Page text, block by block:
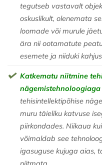
tegutseb vastavalt
oskuslikult, olenemata
loomade või murule
ära nii ootamatute
esemete ja niiduki
Katkematu niitmine
nägemistehnoloogiaga
tehisintellektipõhise
muru täieliku katvuse
piirkondades. Niikaua
võimaldab see
igasuguse kujuga aias,